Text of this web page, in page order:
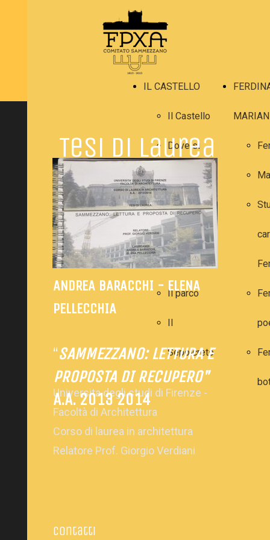
IL CASTELLO
Il Castello
Dove si
La storia
Gli interni
Gli esterni
Il parco
Il
Sepolcreto
Tesi di laurea
ANDREA BARACCHI - ELENA
PELLECCHIA
“SAMMEZZANO: LETTURA E
PROPOSTA DI RECUPERO"
A.A. 2013 2014
Universita degli studi di Firenze -
Facoltà di Architettura
Corso di laurea in architettura
Relatore Prof. Giorgio Verdiani
Contatti